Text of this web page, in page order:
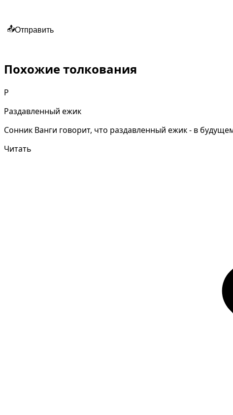
📤Отправить
Похожие толкования
Р
Раздавленный ежик
Сонник Ванги говорит, что раздавленный ежик - в
Читать